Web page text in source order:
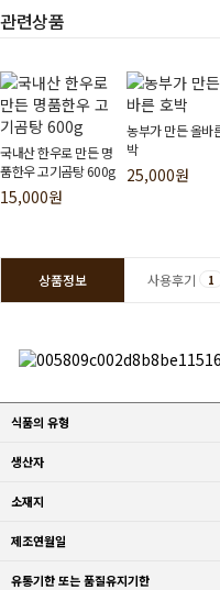
관련상품
국내산 한우로 만든 명
품한우 고기곰탕 600g
15,000원
농부가 만든 올바
박
25,000원
상품정보 사용후기 1
식품의 유형
생산자
소재지
제조연월일
유통기한 또는 품질유지기한